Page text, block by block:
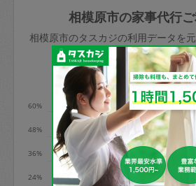
依頼者不在による当日キャ
金額の100%＋交通費全額
※例：依頼日時／土曜日午
合、水曜日午前9時以降は
発生
水曜日9時〜金曜日9時ま
50%
金曜日9時～土曜日8時ま
100%
きた場合は損害保険の対象
ご注意ください。
玉、など
あわせてこちらも参照くだ
利用します。注意しなく
はありますか？
相模原市の家事代行
相模原市のタスカジの利用データを元
利用の多い曜日は
24%
36%
48%
60%